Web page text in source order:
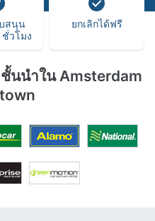
สนุน
วโมง
ยกเลิกได้ฟรี
ชั้นนำใน Amsterdam